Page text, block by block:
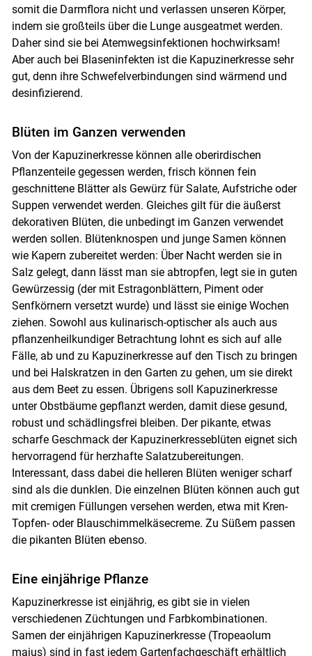
Skip to main content
somit die Darmflora nicht und verlassen unseren Körper,
indem sie großteils über die Lunge ausgeatmet werden.
Daher sind sie bei Atemwegsinfektionen hochwirksam!
Aber auch bei Blaseninfekten ist die Kapuzinerkresse sehr
gut, denn ihre Schwefelverbindungen sind wärmend und
desinfizierend.
Blüten im Ganzen verwenden
Von der Kapuzinerkresse können alle oberirdischen
Pflanzenteile gegessen werden, frisch können fein
geschnittene Blätter als Gewürz für Salate, Aufstriche oder
Suppen verwendet werden. Gleiches gilt für die äußerst
dekorativen Blüten, die unbedingt im Ganzen verwendet
werden sollen. Blütenknospen und junge Samen können
wie Kapern zubereitet werden: Über Nacht werden sie in
Salz gelegt, dann lässt man sie abtropfen, legt sie in guten
Gewürzessig (der mit Estragonblättern, Piment oder
Senfkörnern versetzt wurde) und lässt sie einige Wochen
ziehen. Sowohl aus kulinarisch-optischer als auch aus
pflanzenheilkundiger Betrachtung lohnt es sich auf alle
Fälle, ab und zu Kapuzinerkresse auf den Tisch zu bringen
und bei Halskratzen in den Garten zu gehen, um sie direkt
aus dem Beet zu essen. Übrigens soll Kapuzinerkresse
unter Obstbäume gepflanzt werden, damit diese gesund,
robust und schädlingsfrei bleiben. Der pikante, etwas
scharfe Geschmack der Kapuzinerkresseblüten eignet sich
hervorragend für herzhafte Salatzubereitungen.
Interessant, dass dabei die helleren Blüten weniger scharf
sind als die dunklen. Die einzelnen Blüten können auch gut
mit cremigen Füllungen versehen werden, etwa mit Kren-
Topfen- oder Blauschimmelkäsecreme. Zu Süßem passen
die pikanten Blüten ebenso.
Eine einjährige Pflanze
Kapuzinerkresse ist einjährig, es gibt sie in vielen
verschiedenen Züchtungen und Farbkombinationen.
Samen der einjährigen Kapuzinerkresse (Tropeaolum
majus) sind in fast jedem Gartenfachgeschäft erhältlich